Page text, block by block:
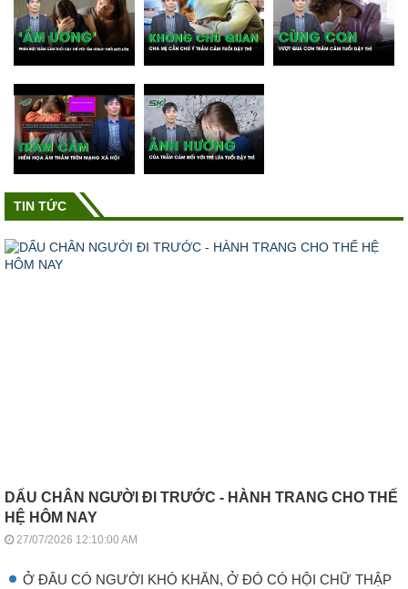
TIN TỨC
DẤU CHÂN NGƯỜI ĐI TRƯỚC - HÀNH TRANG CHO THẾ
HỆ HÔM NAY
27/07/2026 12:10:00 AM
Ở ĐÂU CÓ NGƯỜI KHÓ KHĂN, Ở ĐÓ CÓ HỘI CHỮ THẬP